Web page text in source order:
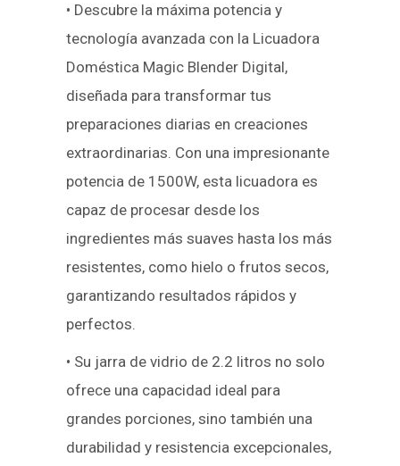
• Descubre la máxima potencia y
tecnología avanzada con la Licuadora
Doméstica Magic Blender Digital,
diseñada para transformar tus
preparaciones diarias en creaciones
extraordinarias. Con una impresionante
potencia de 1500W, esta licuadora es
capaz de procesar desde los
ingredientes más suaves hasta los más
resistentes, como hielo o frutos secos,
garantizando resultados rápidos y
perfectos.
• Su jarra de vidrio de 2.2 litros no solo
ofrece una capacidad ideal para
grandes porciones, sino también una
durabilidad y resistencia excepcionales,